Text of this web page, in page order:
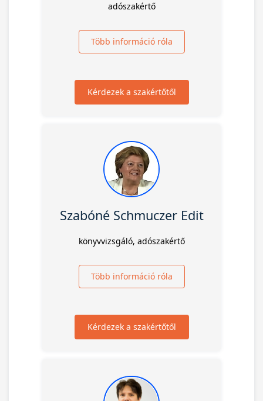
adószakértő
Több információ róla
Kérdezek a szakértőtől
Szabóné Schmuczer Edit
könyvvizsgáló, adószakértő
Több információ róla
Kérdezek a szakértőtől